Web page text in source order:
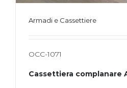
Armadi e Cassettiere
OCC-1071
Cassettiera complanare